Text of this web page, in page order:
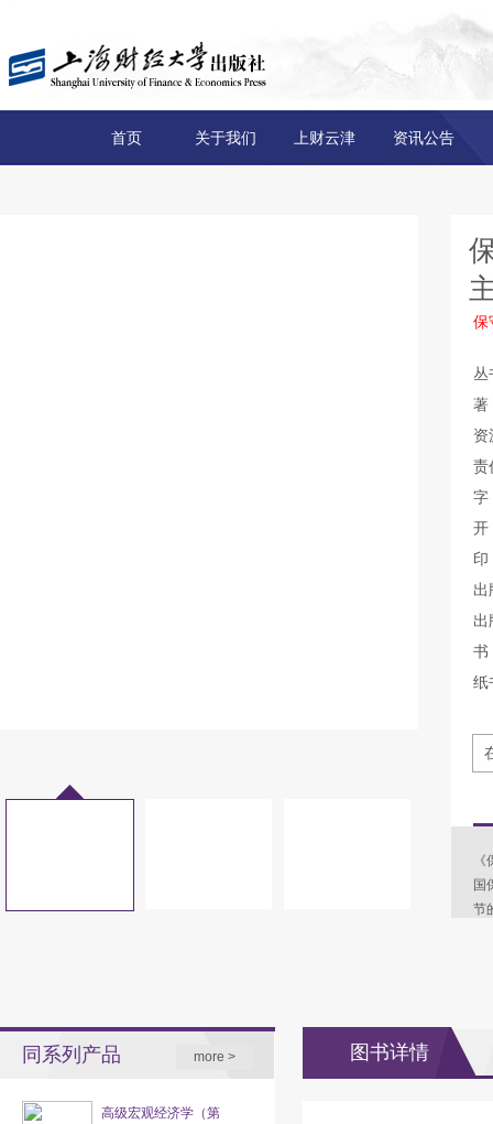
首页 关于我们 上财云津 资讯公告
保
丛
著
资
责
出
出
纸
国
节
同系列产品 more >
高级宏观经济学（第
图书详情